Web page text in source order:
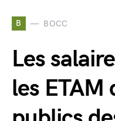
B BOCC
Les
les ETAM